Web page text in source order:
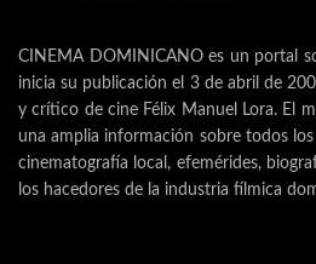
CINEMA DOMINICANO es un portal
inicia su publicación el 3 de abril de
y crítico de cine Félix Manuel Lora. El
una amplia información sobre todos
cinematografía local, efemérides,
los hacedores de la industria fílmica